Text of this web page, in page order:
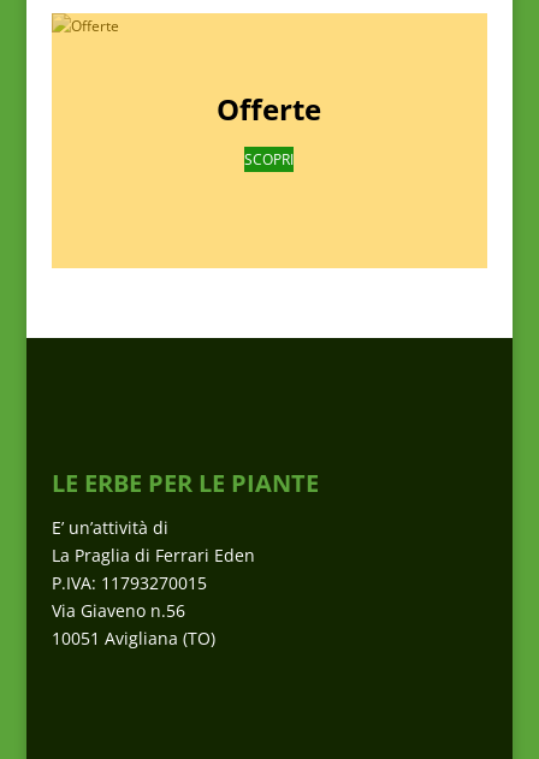
Offerte
SCOPRI
LE ERBE PER LE PIANTE
E’ un’attività di
La Praglia di Ferrari Eden
P.IVA: 11793270015
Via Giaveno n.56
10051 Avigliana (TO)